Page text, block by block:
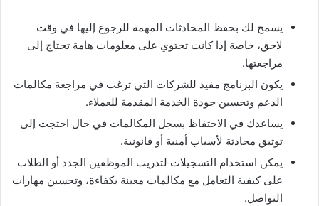
يسمح لك بحفظ المحادثات المهمة للرجوع إليها في وقت
لاحق، خاصة إذا كانت تحتوي على معلومات هامة تحتاج إلى
مراجعتها.
يكون البرنامج مفيد للشركات التي ترغب في مراجعة مكالمات
الدعم وتحسين جودة الخدمة المقدمة للعملاء.
يساعدك في الاحتفاظ بسجل المكالمات في حال احتجت إلى
توثيق محادثة لأسباب أمنية أو قانونية.
يمكن استخدام التسجيلات لتدريب الموظفين الجدد أو الطلاب
على كيفية التعامل مع مكالمات معينة بكفاءة، وتحسين مهارات
التواصل.